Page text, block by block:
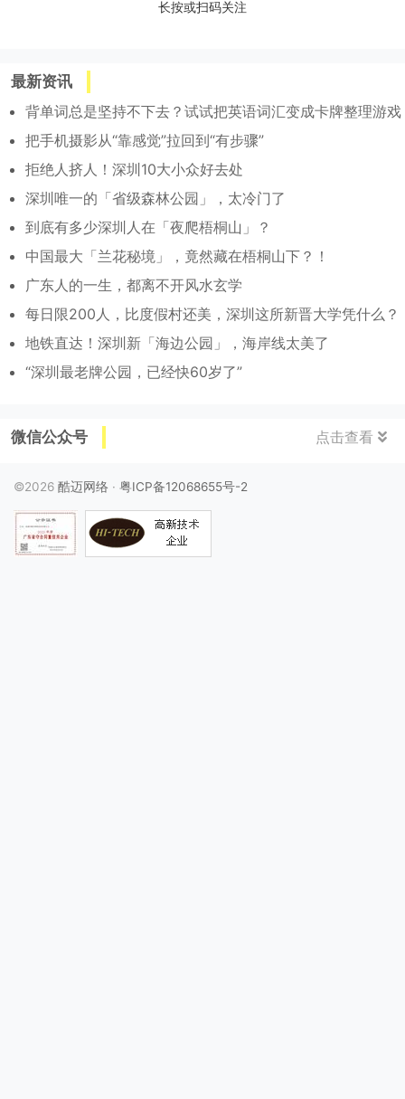
长按或扫码关注
最新资讯
背单词总是坚持不下去？试试把英语词汇变成卡牌整理游戏
把手机摄影从“靠感觉”拉回到“有步骤”
拒绝人挤人！深圳10大小众好去处
深圳唯一的「省级森林公园」，太冷门了
到底有多少深圳人在「夜爬梧桐山」？
中国最大「兰花秘境」，竟然藏在梧桐山下？！
广东人的一生，都离不开风水玄学
每日限200人，比度假村还美，深圳这所新晋大学凭什么？
地铁直达！深圳新「海边公园」，海岸线太美了
“深圳最老牌公园，已经快60岁了”
微信公众号 点击查看
©2026 酷迈网络 · 粤ICP备12068655号-2